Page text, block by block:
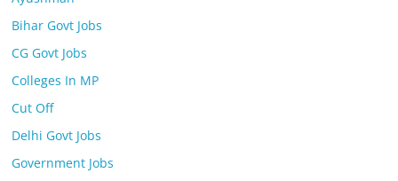
Bihar Govt Jobs
CG Govt Jobs
Colleges In MP
Cut Off
Delhi Govt Jobs
Government Jobs